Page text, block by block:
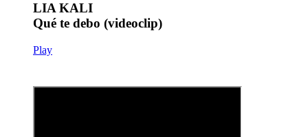
LIA KALI
Qué te debo (videoclip)
Play